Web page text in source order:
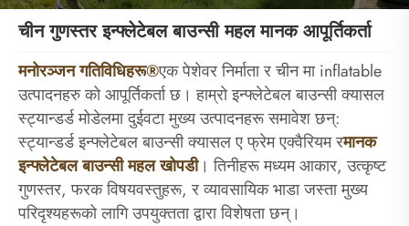
चीन गुणस्तर इन्फ्लेटेबल बाउन्सी महल मानक आपूर्तिकर्ता
मनोरञ्जन गतिविधिहरू®एक पेशेवर निर्माता र चीन मा inflatable
उत्पादनहरु को आपूर्तिकर्ता छ। हाम्रो इन्फ्लेटेबल बाउन्सी क्यासल
स्ट्यान्डर्ड मोडेलमा दुईवटा मुख्य उत्पादनहरू समावेश छन्:
स्ट्यान्डर्ड इन्फ्लेटेबल बाउन्सी क्यासल ए फ्रेम एक्वैरियम रमानक
इन्फ्लेटेबल बाउन्सी महल खोपडी। तिनीहरू मध्यम आकार, उत्कृष्ट
गुणस्तर, फरक विषयवस्तुहरू, र व्यावसायिक भाडा जस्ता मुख्य
परिदृश्यहरूको लागि उपयुक्तता द्वारा विशेषता छन्।